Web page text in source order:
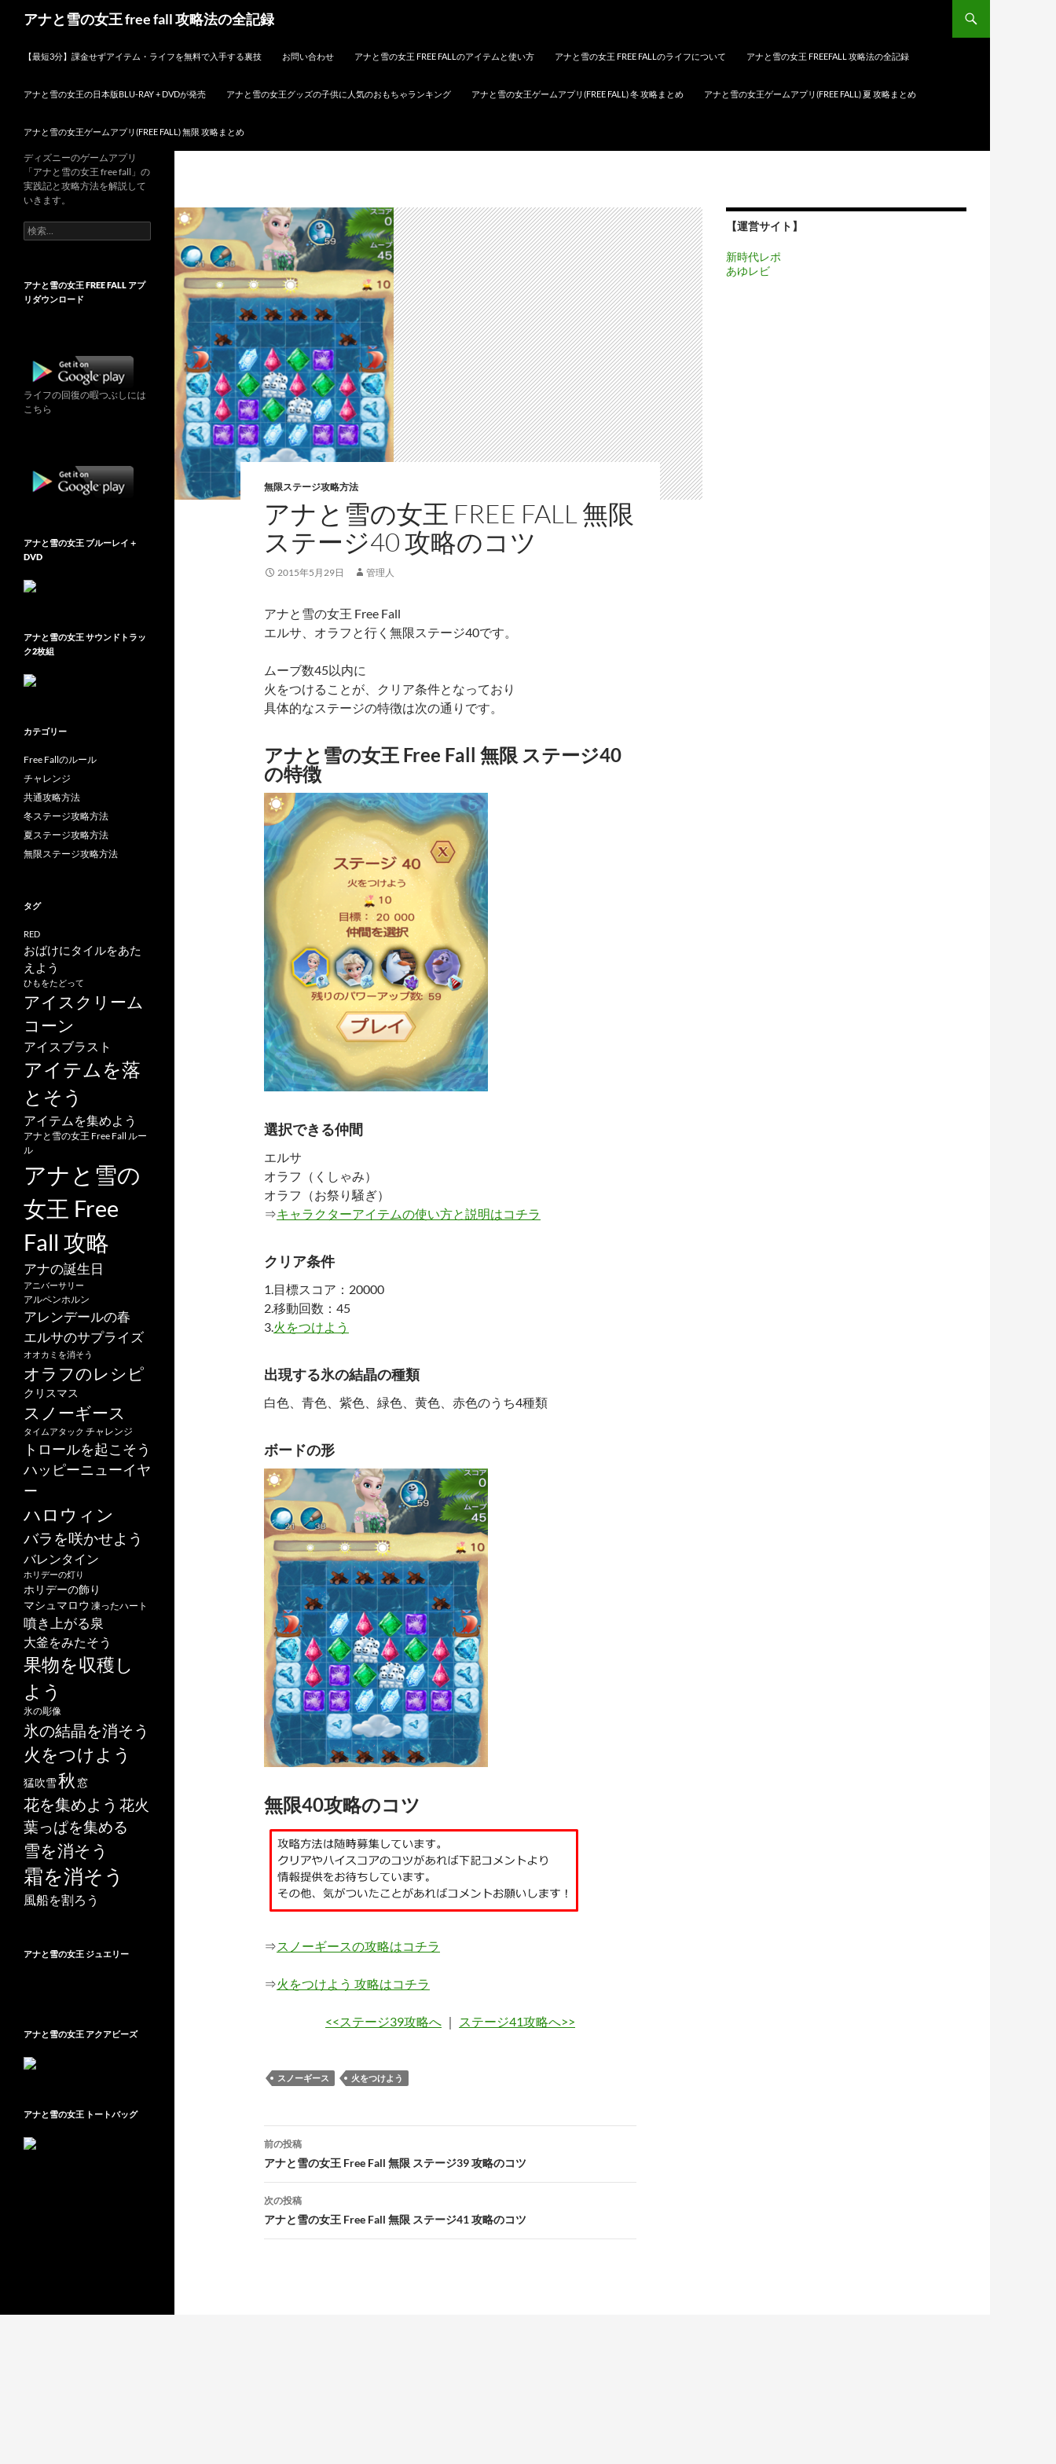
アナと雪の女王 free fall 攻略法の全記録
【最短3分】課金せずアイテム・ライフを無料で入手する裏技
お問い合わせ アナと雪の女王 FREE FALLのアイテムと使い方 アナと雪の女王 FREE FALLのライフについて アナと雪の女王 FREEFALL 攻略法の全記録
アナと雪の女王の日本版BLU-RAY + DVDが発売 アナと雪の女王グッズの子供に人気のおもちゃランキング アナと雪の女王ゲームアプリ(FREE FALL) 冬 攻略まとめ アナと雪の女王ゲームアプリ(FREE FALL) 夏 攻略まとめ
アナと雪の女王ゲームアプリ(FREE FALL) 無限 攻略まとめ
無限ステージ攻略方法
アナと雪の女王 FREE FALL 無限
ステージ40 攻略のコツ
2015年5月29日 管理人
アナと雪の女王 Free Fall
エルサ、オラフと行く無限ステージ40です。
ムーブ数45以内に
火をつけることが、クリア条件となっており
具体的なステージの特徴は次の通りです。
アナと雪の女王 Free Fall 無限 ステージ40
の特徴
選択できる仲間
エルサ
オラフ（くしゃみ）
オラフ（お祭り騒ぎ）
⇒キャラクターアイテムの使い方と説明はコチラ
クリア条件
1.目標スコア：20000
2.移動回数：45
3.火をつけよう
出現する氷の結晶の種類
白色、青色、紫色、緑色、黄色、赤色のうち4種類
ボードの形
無限40攻略のコツ
⇒スノーギースの攻略はコチラ
⇒火をつけよう 攻略はコチラ
<<ステージ39攻略へ ｜ ステージ41攻略へ>>
スノーギース 火をつけよう
投
稿
ナ
ビ
ゲ
前の投稿
アナと雪の女王 Free Fall 無限 ステージ39 攻略のコツ
次の投稿
アナと雪の女王 Free Fall 無限 ステージ41 攻略のコツ
【運営サイト】
新時代レポ
あゆレビ
ディズニーのゲームアプリ
「アナと雪の女王 free fall」の
実践記と攻略方法を解説して
いきます。
検
索:
アナと雪の女王 FREE FALL アプ
リダウンロード
ライフの回復の暇つぶしには
こちら
アナと雪の女王 ブルーレイ＋
DVD
アナと雪の女王 サウンドトラッ
ク2枚組
カテゴリー
Free Fallのルール
チャレンジ
共通攻略方法
冬ステージ攻略方法
夏ステージ攻略方法
無限ステージ攻略方法
タグ
RED
おばけにタイルをあた
えよう
ひもをたどって
アイスクリーム
コーン
アイスブラスト
アイテムを落
とそう
アイテムを集めよう
アナと雪の女王 Free Fall ルー
ル
アナと雪の
女王 Free
Fall 攻略
アナの誕生日
アニバーサリー
アルペンホルン
アレンデールの春
エルサのサプライズ
オオカミを消そう
オラフのレシピ
クリスマス
スノーギース
タイムアタック チャレンジ
トロールを起こそう
ハッピーニューイヤ
ー
ハロウィン
バラを咲かせよう
バレンタイン
ホリデーの灯り
ホリデーの飾り
マシュマロウ 凍ったハート
噴き上がる泉
大釜をみたそう
果物を収穫し
よう
氷の彫像
氷の結晶を消そう
火をつけよう
猛吹雪秋 窓
花を集めよう 花火
葉っぱを集める
雪を消そう
霜を消そう
風船を割ろう
アナと雪の女王 ジュエリー
アナと雪の女王 アクアビーズ
アナと雪の女王 トートバッグ